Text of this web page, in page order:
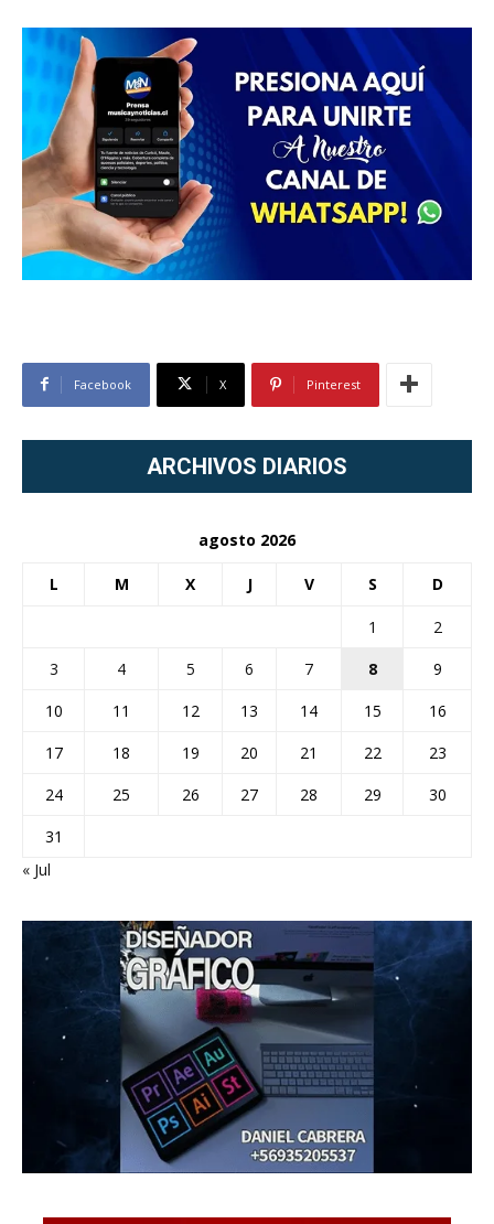
Facebook X Pinterest
ARCHIVOS DIARIOS
agosto 2026
L M X J V S D
1
2
3
4 5 6 7 8
9
10
11 12 13 14 15
16
17
18 19 20 21 22
23
24
25 26 27 28 29
30
31
« Jul